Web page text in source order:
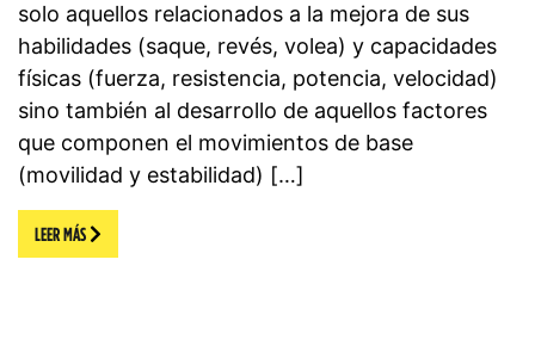
solo aquellos relacionados a la mejora de sus
habilidades (saque, revés, volea) y capacidades
físicas (fuerza, resistencia, potencia, velocidad)
sino también al desarrollo de aquellos factores
que componen el movimientos de base
(movilidad y estabilidad) […]
LEER MÁS